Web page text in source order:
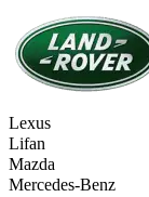
Lexus
Lifan
Mazda
Mercedes-Benz